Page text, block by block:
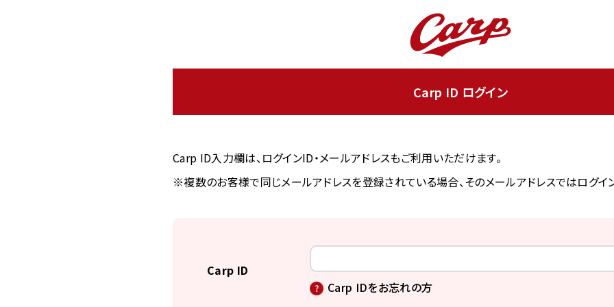
Carp ID ログイン
Carp ID入力欄は、ログインID・メールアドレスもご利用いただけます。
※複数のお客様で同じメールアドレスを登録されている場合、そのメールアドレスではログイ
Carp ID
Carp IDをお忘れの方